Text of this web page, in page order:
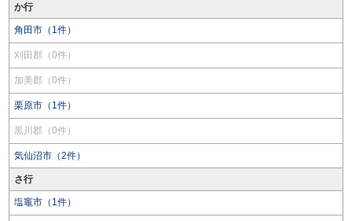
か行
角田市（1件）
刈田郡（0件）
加美郡（0件）
栗原市（1件）
黒川郡（0件）
気仙沼市（2件）
さ行
塩竈市（1件）